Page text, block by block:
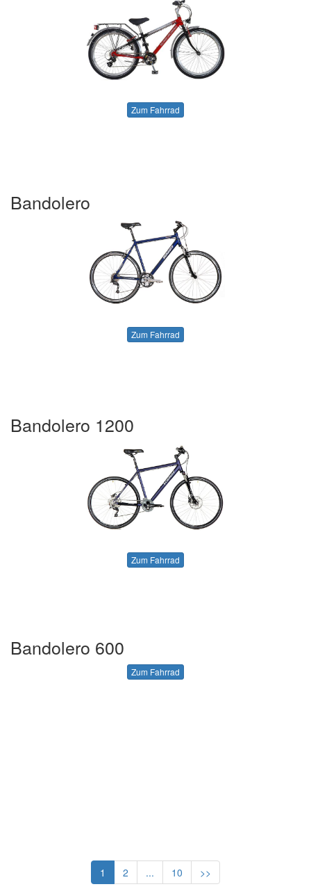
Zum Fahrrad
Bandolero
Zum Fahrrad
Bandolero 1200
Zum Fahrrad
Bandolero 600
Zum Fahrrad
1 2 ... 10 >>